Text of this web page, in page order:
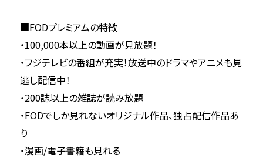
■FODプレミアムの特徴
・100,000本以上の動画が見放題！
・フジテレビの番組が充実！放送中のドラマやアニメも見
逃し配信中！
・200誌以上の雑誌が読み放題
・FODでしか見れないオリジナル作品、独占配信作品あ
り
・漫画/電子書籍も見れる